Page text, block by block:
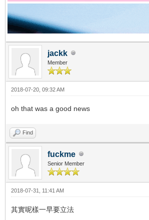
jackk
Member
2018-07-20, 09:32 AM
oh that was a good news
Find
fuckme
Senior Member
2018-07-31, 11:41 AM
其實呢樣一早要立法